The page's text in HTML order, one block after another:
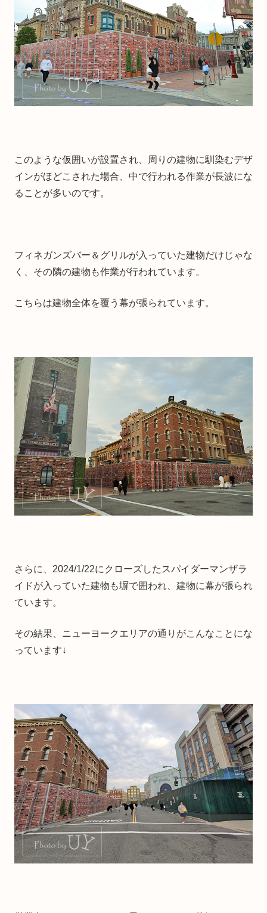
このような仮囲いが設置され、周りの建物に馴染むデザ
インがほどこされた場合、中で行われる作業が長波にな
ることが多いのです。
フィネガンズバー＆グリルが入っていた建物だけじゃな
く、その隣の建物も作業が行われています。
こちらは建物全体を覆う幕が張られています。
さらに、2024/1/22にクローズしたスパイダーマンザラ
イドが入っていた建物も塀で囲われ、建物に幕が張られ
ています。
その結果、ニューヨークエリアの通りがこんなことにな
っています↓